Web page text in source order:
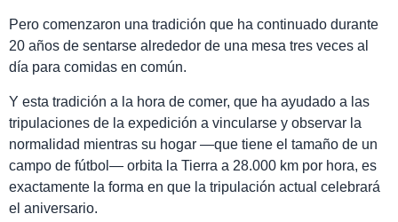
Pero comenzaron una tradición que ha continuado durante
20 años de sentarse alrededor de una mesa tres veces al
día para comidas en común.
Y esta tradición a la hora de comer, que ha ayudado a las
tripulaciones de la expedición a vincularse y observar la
normalidad mientras su hogar —que tiene el tamaño de un
campo de fútbol— orbita la Tierra a 28.000 km por hora, es
exactamente la forma en que la tripulación actual celebrará
el aniversario.